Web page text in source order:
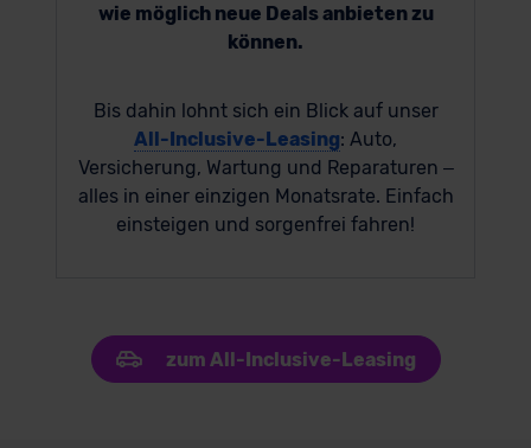
wie möglich neue Deals anbieten zu
können.
Bis dahin lohnt sich ein Blick auf unser
All-Inclusive-Leasing: Auto,
Versicherung, Wartung und Reparaturen –
alles in einer einzigen Monatsrate. Einfach
einsteigen und sorgenfrei fahren!
zum All-Inclusive-Leasing